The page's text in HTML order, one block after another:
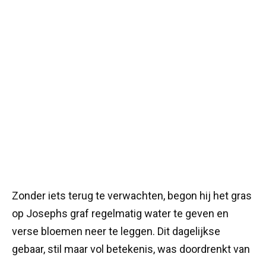
Zonder iets terug te verwachten, begon hij het gras
op Josephs graf regelmatig water te geven en
verse bloemen neer te leggen. Dit dagelijkse
gebaar, stil maar vol betekenis, was doordrenkt van